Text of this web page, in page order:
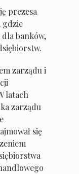
prezesa
gdzie
banków,
zarządu i
latach
zarządu
się